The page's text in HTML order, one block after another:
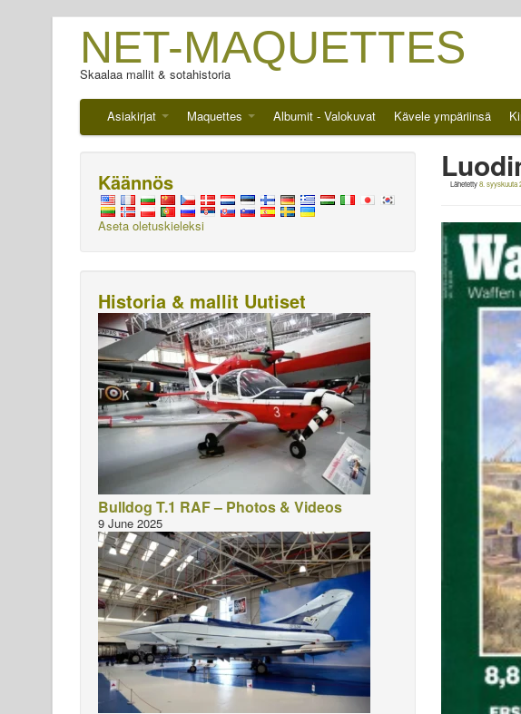
NET-MAQUETTES
Skaalaa mallit & sotahistoria
Asiakirjat Maquettes Albumit - Valokuvat Kävele ympäriinsä
Lähetetty8. syyskuuta
Käännös
Aseta oletuskieleksi
Historia & mallit Uutiset
Bulldog T.1 RAF – Photos & Videos
9 June 2025